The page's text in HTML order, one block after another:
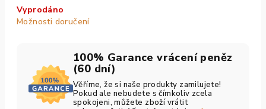
cena:
Vyprodáno
Možnosti doručení
100% Garance vrácení peněz
(60 dní)
Věříme, že si naše produkty zamilujete!
Pokud ale nebudete s čímkoliv zcela
spokojeni, můžete zboží vrátit